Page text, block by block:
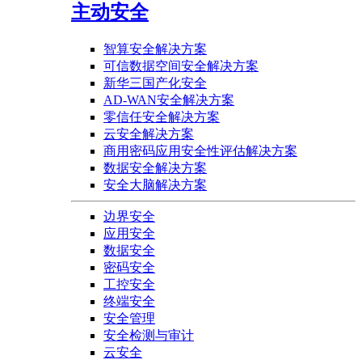
主动安全
智算安全解决方案
可信数据空间安全解决方案
新华三国产化安全
AD-WAN安全解决方案
零信任安全解决方案
云安全解决方案
商用密码应用安全性评估解决方案
数据安全解决方案
安全大脑解决方案
边界安全
应用安全
数据安全
密码安全
工控安全
终端安全
安全管理
安全检测与审计
云安全